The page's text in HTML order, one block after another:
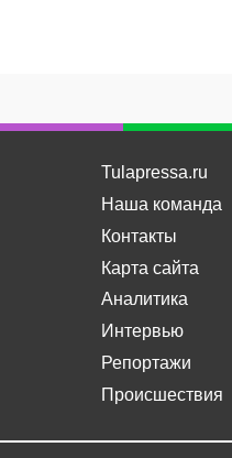
Tulapressa.ru
Наша команда
Контакты
Карта сайта
Аналитика
Интервью
Репортажи
Происшествия